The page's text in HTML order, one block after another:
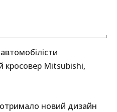
кросовер Mitsubishi,
новий дизайн